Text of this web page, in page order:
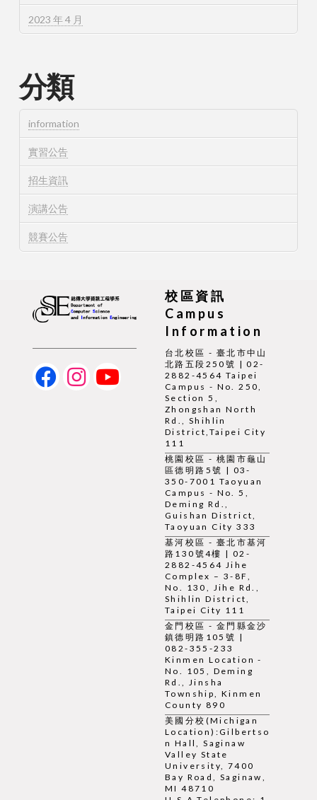
2023 年 4 月
分類
information
實習公告
招生資訊
演講公告
競賽公告
校區資訊
Campus
Information
台北校區 - 臺北市中山
北路五段250號 | 02-
2882-4564 Taipei
Campus - No. 250,
Section 5,
Zhongshan North
Rd., Shihlin
District,Taipei City
111
桃園校區 - 桃園市龜山
區德明路5號 | 03-
350-7001 Taoyuan
Campus - No. 5,
Deming Rd.,
Guishan District,
Taoyuan City 333
基河校區 - 臺北市基河
路130號4樓 | 02-
2882-4564 Jihe
Complex – 3-8F,
No. 130, Jihe Rd.,
Shihlin District,
Taipei City 111
金門校區 - 金門縣金沙
鎮德明路105號 |
082-355-233
Kinmen Location -
No. 105, Deming
Rd., Jinsha
Township, Kinmen
County 890
美國分校(Michigan
Location):Gilbertso
n Hall, Saginaw
Valley State
University, 7400
Bay Road, Saginaw,
MI 48710